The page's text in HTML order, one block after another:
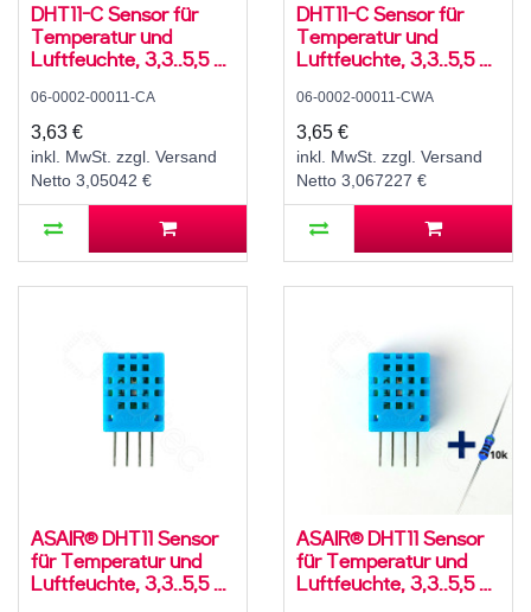
DHT11-C Sensor für
Temperatur und
Luftfeuchte, 3,3..5,5 V,
± 3 °C
06-0002-00011-CA
3,63 €
inkl. MwSt. zzgl. Versand
Netto 3,05042 €
DHT11-C Sensor für
Temperatur und
Luftfeuchte, 3,3..5,5 V,
± 3 °C, mit 10K
Widerstand und
Anleitung
06-0002-00011-CWA
3,65 €
inkl. MwSt. zzgl. Versand
Netto 3,067227 €
ASAIR® DHT11 Sensor
für Temperatur und
Luftfeuchte, 3,3..5,5 V,
ASAIR® DHT11 Sensor
für Temperatur und
Luftfeuchte, 3,3..5,5 V,